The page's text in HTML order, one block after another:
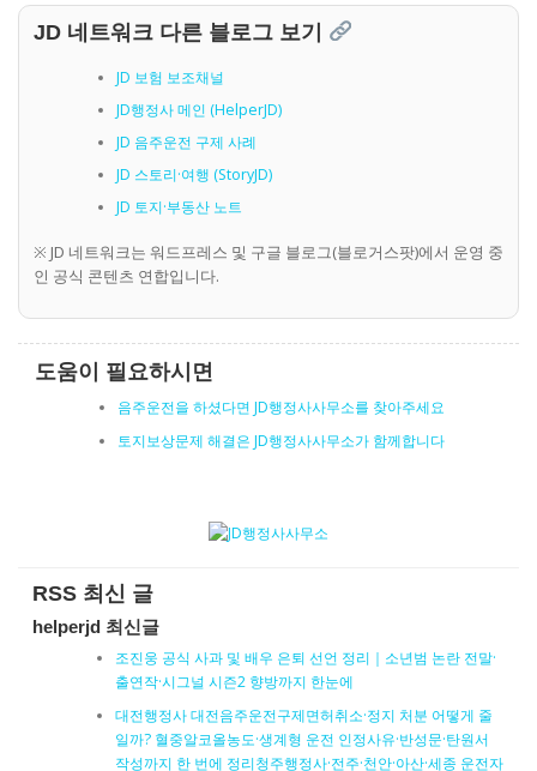
JD 네트워크 다른 블로그 보기
JD 보험 보조채널
JD행정사 메인 (HelperJD)
JD 음주운전 구제 사례
JD 스토리·여행 (StoryJD)
JD 토지·부동산 노트
※ JD 네트워크는 워드프레스 및 구글 블로그(블로거스팟)에서 운영 중
인 공식 콘텐츠 연합입니다.
도움이 필요하시면
음주운전을 하셨다면 JD행정사사무소를 찾아주세요
토지보상문제 해결은 JD행정사사무소가 함께합니다
RSS 최신 글
helperjd 최신글
조진웅 공식 사과 및 배우 은퇴 선언 정리｜소년범 논란 전말·
출연작·시그널 시즌2 향방까지 한눈에
대전행정사 대전음주운전구제면허취소·정지 처분 어떻게 줄
일까? 혈중알코올농도·생계형 운전 인정사유·반성문·탄원서
작성까지 한 번에 정리청주행정사·전주·천안·아산·세종 운전자